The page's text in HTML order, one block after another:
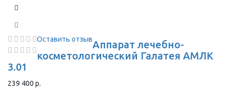
Оставить отзывАппарат лечебно-
косметологический Галатея АМЛК
3.01
239 400 р.